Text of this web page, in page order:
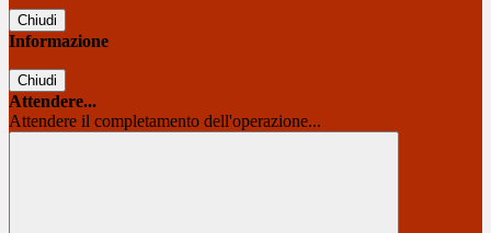
Chiudi
Informazione
Chiudi
Attendere...
Attendere il completamento dell'operazione...